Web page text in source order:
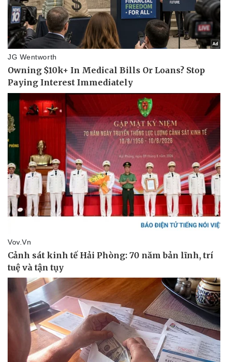
Pháp luật
Tin nóng
Tư vấn luật
Quân sự - Quốc phòng
Vũ khí
Việt Nam
Phân tích